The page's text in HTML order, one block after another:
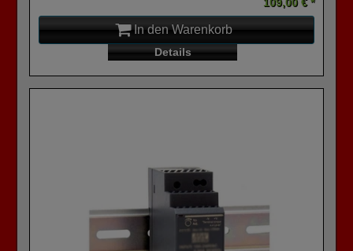
In den Warenkorb
Details